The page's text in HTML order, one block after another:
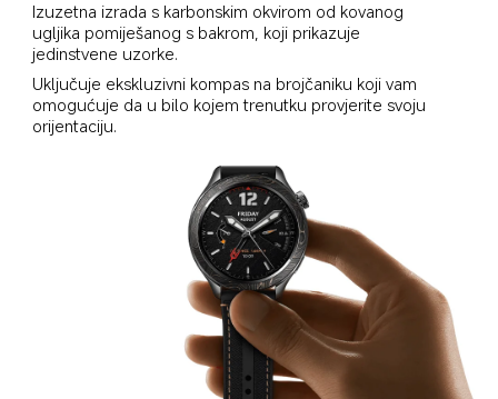
Izuzetna izrada s karbonskim okvirom od kovanog
ugljika pomiješanog s bakrom, koji prikazuje
jedinstvene uzorke.
Uključuje ekskluzivni kompas na brojčaniku koji vam
omogućuje da u bilo kojem trenutku provjerite svoju
orijentaciju.